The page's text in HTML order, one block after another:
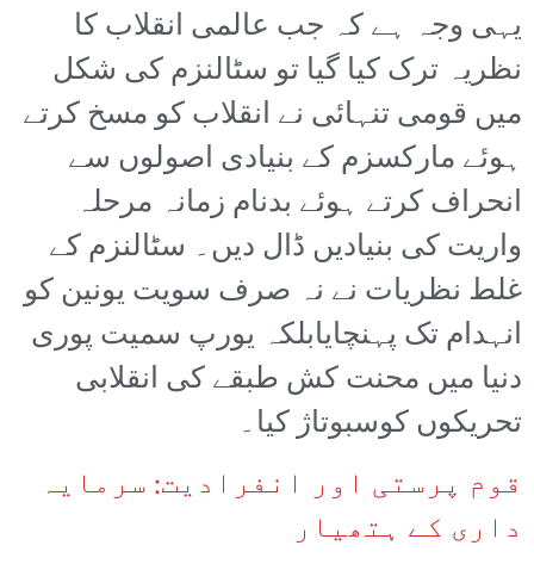
یہی وجہ ہے کہ جب عالمی انقلاب کا
نظریہ ترک کیا گیا تو سٹالنزم کی شکل
میں قومی تنہائی نے انقلاب کو مسخ کرتے
ہوئے مارکسزم کے بنیادی اصولوں سے
انحراف کرتے ہوئے بدنام زمانہ مرحلہ
واریت کی بنیادیں ڈال دیں۔ سٹالنزم کے
غلط نظریات نے نہ صرف سویت یونین کو
انہدام تک پہنچایابلکہ یورپ سمیت پوری
دنیا میں محنت کش طبقے کی انقلابی
تحریکوں کوسبوتاژ کیا۔
قوم پرستی اور انفرادیت: سرمایہ
داری کے ہتھیار